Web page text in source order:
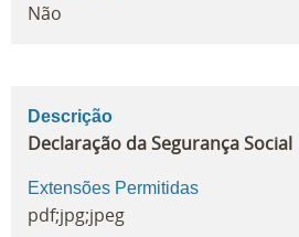
Não
Descrição
Declaração da Segurança Social
Extensões Permitidas
pdf;jpg;jpeg